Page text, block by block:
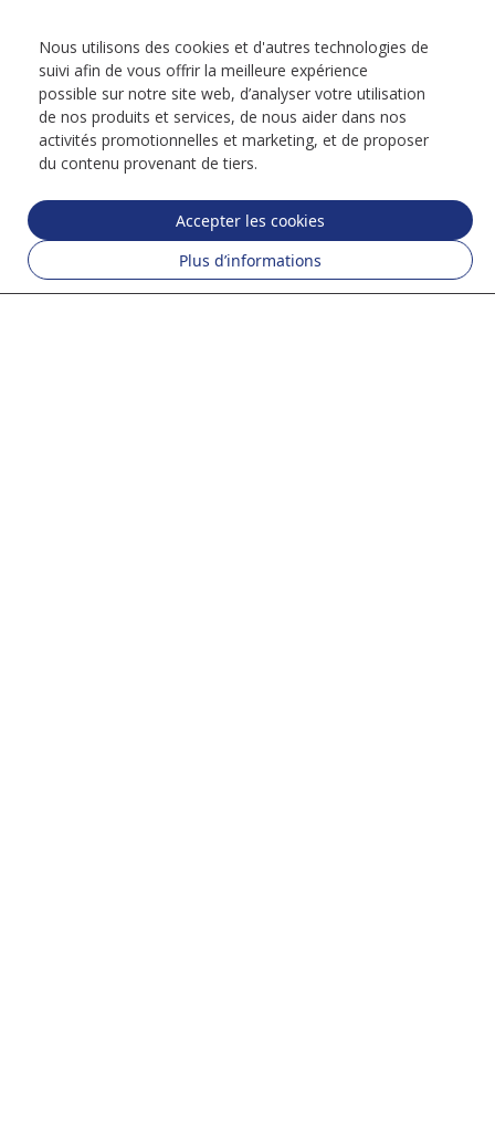
Nous utilisons des cookies et d'autres technologies de
suivi afin de vous offrir la meilleure expérience
possible sur notre site web, d’analyser votre utilisation
de nos produits et services, de nous aider dans nos
activités promotionnelles et marketing, et de proposer
du contenu provenant de tiers.
Accepter les cookies
Plus d’informations